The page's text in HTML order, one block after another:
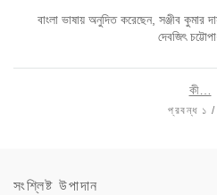
বাংলা ভাষায় অনুদিত করেছেন, সঞ্জীব কুমার
দেবজিৎ
কী…
প্রবন্ধ ১ /
সংশ্লিষ্ট উপাদান